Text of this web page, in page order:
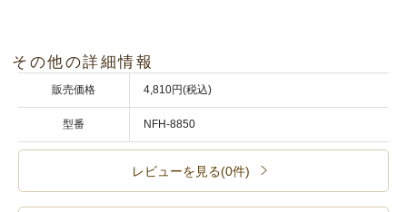
その他の詳細情報
販売価格 4,810円(税込)
型番 NFH-8850
レビューを見る(0件)